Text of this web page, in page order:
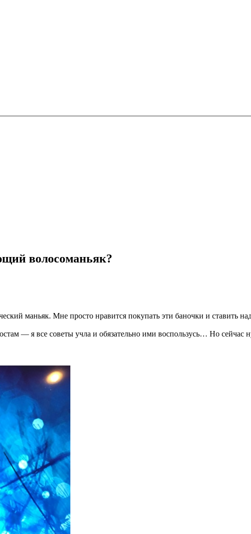
волосоманьяк?
маньяк. Мне просто нравится покупать эти баночки и ставить
— я все советы учла и обязательно ими воспользусь… Но сейчас